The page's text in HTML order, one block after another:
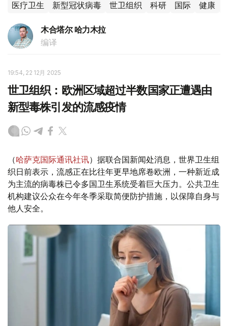
医疗卫生 新型冠状病毒 世卫组织 科研 国际 健康
木合塔尔 哈力木拉
编译
19:54, 22 12月 2025
世卫组织：欧洲区域超过半数国家正遭遇由
新型毒株引发的流感疫情
（哈萨克国际通讯社讯）据联合国新闻处消息，世界卫生组
织日前表示，流感正在比往年更早地席卷欧洲，一种新近成
为主流的病毒株已令多国卫生系统受着巨大压力。公共卫生
机构建议公众在今年冬季采取简便防护措施，以保障自身与
他人安全。